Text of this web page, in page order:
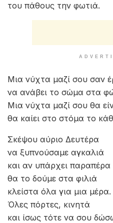
του πάθους την φωτιά.
Μια νύχτα μαζί σου σαν
να ανάβει το σώμα στα
Μια νύχτα μαζί σου θα
θα καίει στο στόμα το
Σκέψου αύριο Δευτέρα
να ξυπνούσαμε αγκαλιά
και αν υπάρχει παραπέρα
θα το δούμε στα φιλιά
κλείστα όλα για μια μέρα.
Όλες πόρτες, κινητά
και ίσως τότε να σου